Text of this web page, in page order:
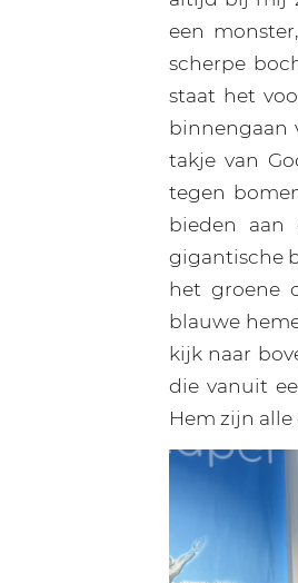
een
scherpe
staat het
binnengaan
takje van
tegen
bieden aan
gigantische
het groene
blauwe
kijk naar
die vanuit
Hem zijn